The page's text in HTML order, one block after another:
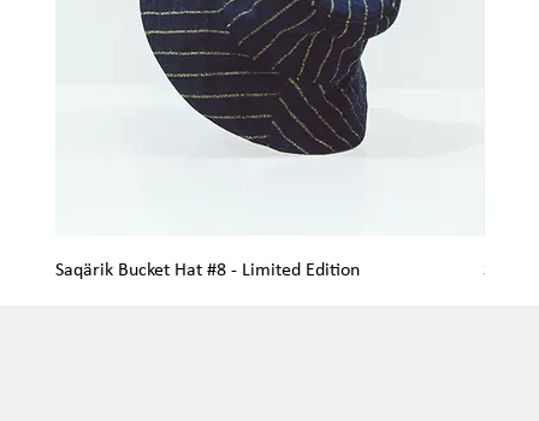
Saqärik Bucket Hat #8 - Limited Edition